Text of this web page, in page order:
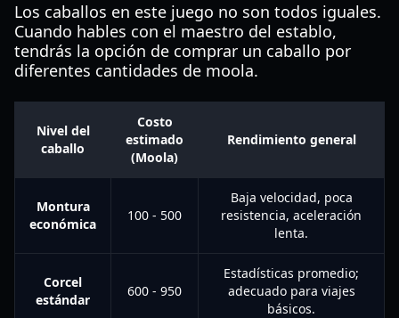
Los caballos en este juego no son todos iguales.
Cuando hables con el maestro del establo,
tendrás la opción de comprar un caballo por
diferentes cantidades de moola.
Nivel del
caballo
Costo
estimado
(Moola)
Rendimiento general
Montura
económica
100 - 500
Baja velocidad, poca
resistencia, aceleración
lenta.
Corcel
estándar
600 - 950
Estadísticas promedio;
adecuado para viajes
básicos.